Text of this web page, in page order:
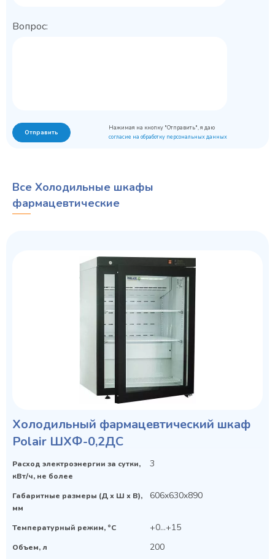
Вопрос:
Отправить
Нажимая на кнопку "Отправить", я даю
согласие на обработку персональных данных
Все Холодильные шкафы
фармацевтические
Холодильный фармацевтический шкаф
Polair ШХФ-0,2ДС
Расход электроэнергии за сутки,
кВт/ч, не более
3
Габаритные размеры (Д х Ш х В),
мм
606x630x890
Температурный режим, °C +0…+15
Объем, л 200